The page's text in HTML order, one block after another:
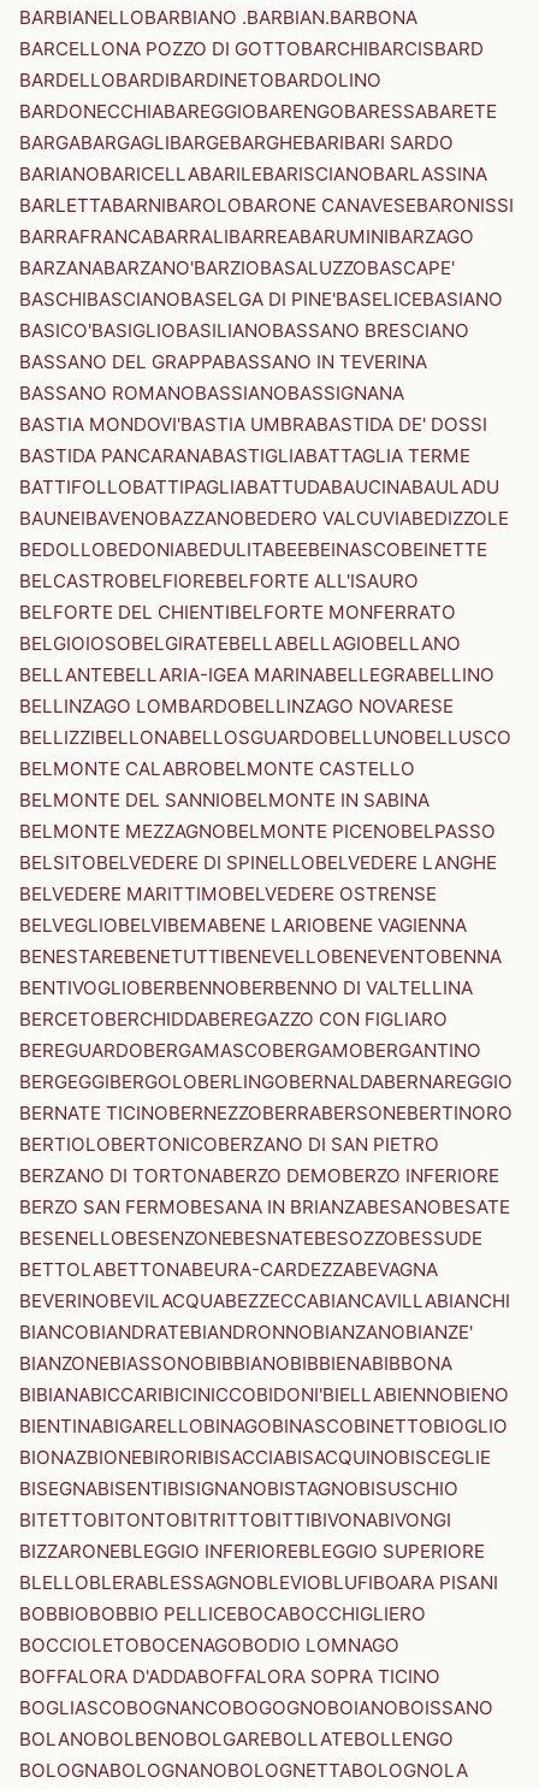
BARBIANELLOBARBIANO .BARBIAN.BARBONA
BARCELLONA POZZO DI GOTTOBARCHIBARCISBARD
BARDELLOBARDIBARDINETOBARDOLINO
BARDONECCHIABAREGGIOBARENGOBARESSABARETE
BARGABARGAGLIBARGEBARGHEBARIBARI SARDO
BARIANOBARICELLABARILEBARISCIANOBARLASSINA
BARLETTABARNIBAROLOBARONE CANAVESEBARONISSI
BARRAFRANCABARRALIBARREABARUMINIBARZAGO
BARZANABARZANO'BARZIOBASALUZZOBASCAPE'
BASCHIBASCIANOBASELGA DI PINE'BASELICEBASIANO
BASICO'BASIGLIOBASILIANOBASSANO BRESCIANO
BASSANO DEL GRAPPABASSANO IN TEVERINA
BASSANO ROMANOBASSIANOBASSIGNANA
BASTIA MONDOVI'BASTIA UMBRABASTIDA DE' DOSSI
BASTIDA PANCARANABASTIGLIABATTAGLIA TERME
BATTIFOLLOBATTIPAGLIABATTUDABAUCINABAULADU
BAUNEIBAVENOBAZZANOBEDERO VALCUVIABEDIZZOLE
BEDOLLOBEDONIABEDULITABEEBEINASCOBEINETTE
BELCASTROBELFIOREBELFORTE ALL'ISAURO
BELFORTE DEL CHIENTIBELFORTE MONFERRATO
BELGIOIOSOBELGIRATEBELLABELLAGIOBELLANO
BELLANTEBELLARIA-IGEA MARINABELLEGRABELLINO
BELLINZAGO LOMBARDOBELLINZAGO NOVARESE
BELLIZZIBELLONABELLOSGUARDOBELLUNOBELLUSCO
BELMONTE CALABROBELMONTE CASTELLO
BELMONTE DEL SANNIOBELMONTE IN SABINA
BELMONTE MEZZAGNOBELMONTE PICENOBELPASSO
BELSITOBELVEDERE DI SPINELLOBELVEDERE LANGHE
BELVEDERE MARITTIMOBELVEDERE OSTRENSE
BELVEGLIOBELVIBEMABENE LARIOBENE VAGIENNA
BENESTAREBENETUTTIBENEVELLOBENEVENTOBENNA
BENTIVOGLIOBERBENNOBERBENNO DI VALTELLINA
BERCETOBERCHIDDABEREGAZZO CON FIGLIARO
BEREGUARDOBERGAMASCOBERGAMOBERGANTINO
BERGEGGIBERGOLOBERLINGOBERNALDABERNAREGGIO
BERNATE TICINOBERNEZZOBERRABERSONEBERTINORO
BERTIOLOBERTONICOBERZANO DI SAN PIETRO
BERZANO DI TORTONABERZO DEMOBERZO INFERIORE
BERZO SAN FERMOBESANA IN BRIANZABESANOBESATE
BESENELLOBESENZONEBESNATEBESOZZOBESSUDE
BETTOLABETTONABEURA-CARDEZZABEVAGNA
BEVERINOBEVILACQUABEZZECCABIANCAVILLABIANCHI
BIANCOBIANDRATEBIANDRONNOBIANZANOBIANZE'
BIANZONEBIASSONOBIBBIANOBIBBIENABIBBONA
BIBIANABICCARIBICINICCOBIDONI'BIELLABIENNOBIENO
BIENTINABIGARELLOBINAGOBINASCOBINETTOBIOGLIO
BIONAZBIONEBIRORIBISACCIABISACQUINOBISCEGLIE
BISEGNABISENTIBISIGNANOBISTAGNOBISUSCHIO
BITETTOBITONTOBITRITTOBITTIBIVONABIVONGI
BIZZARONEBLEGGIO INFERIOREBLEGGIO SUPERIORE
BLELLOBLERABLESSAGNOBLEVIOBLUFIBOARA PISANI
BOBBIOBOBBIO PELLICEBOCABOCCHIGLIERO
BOCCIOLETOBOCENAGOBODIO LOMNAGO
BOFFALORA D'ADDABOFFALORA SOPRA TICINO
BOGLIASCOBOGNANCOBOGOGNOBOIANOBOISSANO
BOLANOBOLBENOBOLGAREBOLLATEBOLLENGO
BOLOGNABOLOGNANOBOLOGNETTABOLOGNOLA